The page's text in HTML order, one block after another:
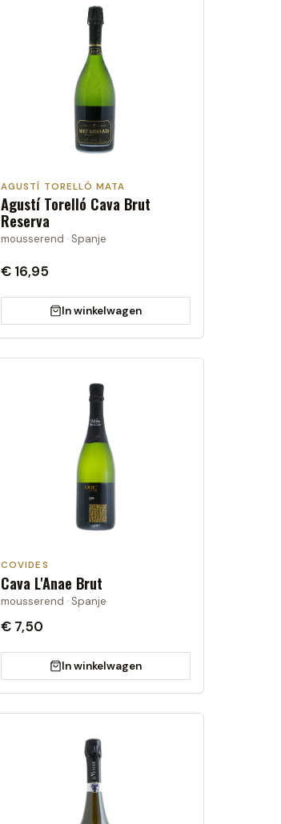
AGUSTÍ TORELLÓ MATA
Agustí Torelló Cava Brut
Reserva
mousserend · Spanje
€ 16,95
In winkelwagen
COVIDES
Cava L'Anae Brut
mousserend · Spanje
€ 7,50
In winkelwagen